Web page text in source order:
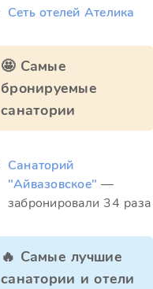
Сеть отелей Ателика
🤩 Самые
бронируемые
санатории
Санаторий
"Айвазовское" —
забронировали 34 раза
🔥 Самые лучшие
санатории и отели